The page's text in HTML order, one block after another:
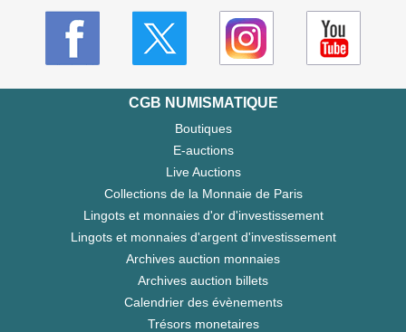
CGB NUMISMATIQUE
Boutiques
E-auctions
Live Auctions
Collections de la Monnaie de Paris
Lingots et monnaies d'or d'investissement
Lingots et monnaies d'argent d'investissement
Archives auction monnaies
Archives auction billets
Calendrier des évènements
Trésors monetaires